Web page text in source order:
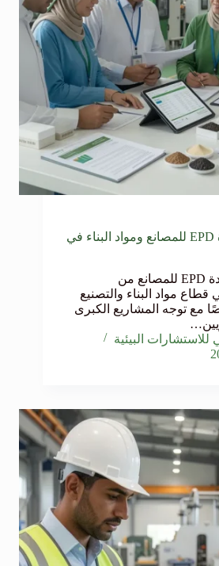
متطلبات إصدار شهادة EPD للمصانع ومواد البناء في
أصبحت متطلبات شهادة EPD للمصانع من
مواد البناء والتصنيع
مع توجه المشاريع الكبرى
للاستشارات البيئية